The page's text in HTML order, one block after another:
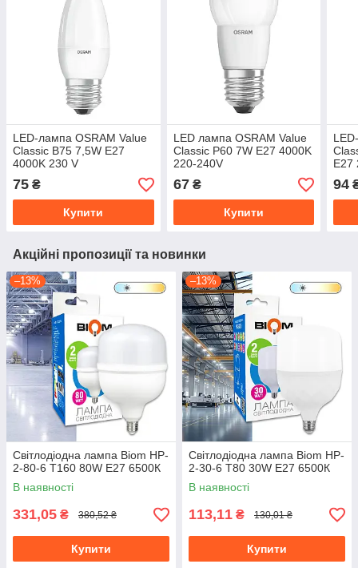
LED-лампа OSRAM Value
Classic B75 7,5W E27
4000K 230 V
(4058075623866)
75 ₴
Купити
LED лампа OSRAM Value
Classic P60 7W E27 4000K
220-240V
(4058075624139)
67₴
Купити
E27
94
Акційні пропозиції та новинки
–13%
Світлодіодна лампа Biom HP-
2-80-6 T160 80W E27 6500К
В наявності
331,05 ₴ 380,52 ₴
Купити
–13%
Світлодіодна лампа Biom HP-
2-30-6 T80 30W E27 6500К
В наявності
113,11 ₴ 130,01 ₴
Купити